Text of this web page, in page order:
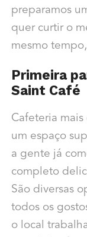
preparamos
quer curtir o
mesmo
Primeira
Saint Café
Cafeteria
um espaço
a gente já
completo
São diversas
todos os
o local